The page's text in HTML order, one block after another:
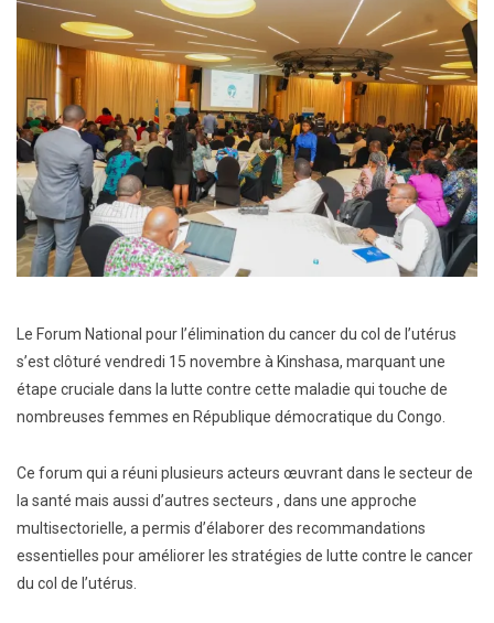
Le Forum National pour l’élimination du cancer du col de l’utérus
s’est clôturé vendredi 15 novembre à Kinshasa, marquant une
étape cruciale dans la lutte contre cette maladie qui touche de
nombreuses femmes en République démocratique du Congo.
Ce forum qui a réuni plusieurs acteurs œuvrant dans le secteur de
la santé mais aussi d’autres secteurs , dans une approche
multisectorielle, a permis d’élaborer des recommandations
essentielles pour améliorer les stratégies de lutte contre le cancer
du col de l’utérus.